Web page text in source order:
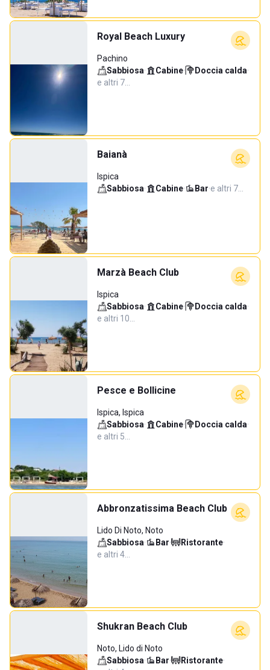
Royal Beach Luxury
Pachino
Sabbiosa· Cabine· Doccia calda·
e altri 7…
Baianà
Ispica
Sabbiosa· Cabine· Bar·e altri 7…
Marzà Beach Club
Ispica
Sabbiosa· Cabine· Doccia calda·
e altri 10…
Pesce e Bollicine
Ispica, Ispica
Sabbiosa· Cabine· Doccia calda·
e altri 5…
Abbronzatissima Beach Club
Lido Di Noto, Noto
Sabbiosa· Bar· Ristorante·
e altri 4…
Shukran Beach Club
Noto, Lido di Noto
Sabbiosa· Bar· Ristorante·